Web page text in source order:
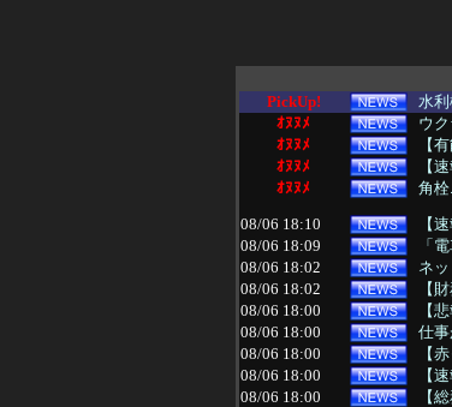
PickUp!
水
ｵﾇﾇﾒ
ウ
ｵﾇﾇﾒ
【
ｵﾇﾇﾒ
【
ｵﾇﾇﾒ
角
08/06 18:10
【
08/06 18:09
「
08/06 18:02
ネ
08/06 18:02
【
08/06 18:00
【
08/06 18:00
仕
08/06 18:00
【
08/06 18:00
【
08/06 18:00
【